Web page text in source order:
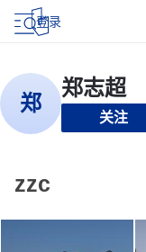
登录
关注
zzc